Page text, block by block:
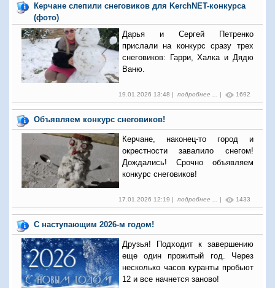
Керчане слепили снеговиков для KerchNET-конкурса
(фото)
Дарья и Сергей Петренко
прислали на конкурс сразу трех
снеговиков: Гарри, Халка и Дядю
Ваню.
19.01.2026 13:48 | подробнее ... | 1692
Объявляем конкурс снеговиков!
Керчане, наконец-то город и
окрестности завалило снегом!
Дождались! Срочно объявляем
конкурс снеговиков!
17.01.2026 12:19 | подробнее ... 1433
С наступающим 2026-м годом!
Друзья! Подходит к завершению
еще один прожитый год. Через
несколько часов куранты пробьют
12 и все начнется заново!